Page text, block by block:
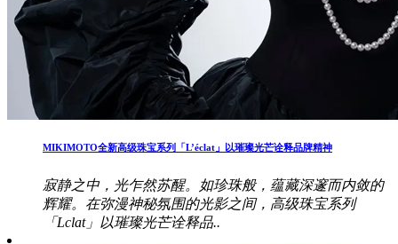
MIKIMOTO全新高级珠宝系列「L’éclat」以璀璨光芒诠释品牌精神
寂静之中，光乍然苏醒。如珍珠般，蕴藏深邃而内敛的
辉耀。在弥漫神秘氛围的光影之间，高级珠宝系列
「Lclat」以璀璨光芒诠释品..